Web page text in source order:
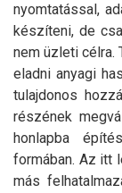
nyomtatással,
készíteni, de
nem üzleti célra.
eladni anyagi
tulajdonos
részének
honlapba
formában. Az itt
más